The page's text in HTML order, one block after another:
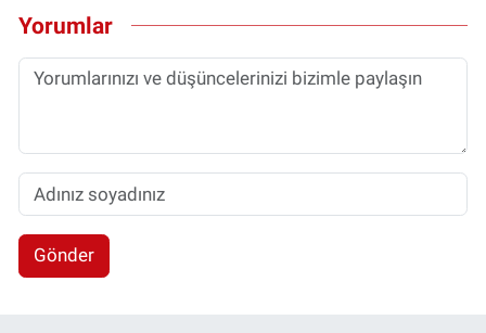
Yorumlar
Gönder